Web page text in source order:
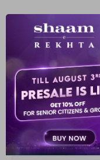
इक दिया दिल
वो मुझे देख के
फ़ैसल इम्तियाज़
वफ़ा अंजाम
मोहब्बत ख़ाम
सैफ़ुद्दीन सैफ़